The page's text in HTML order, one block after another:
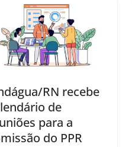
RN recebe
de
para a
do PPR